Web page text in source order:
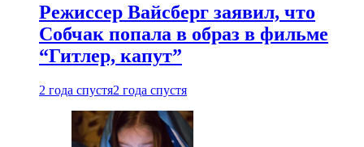
Режиссер Вайсберг заявил, что
Собчак попала в образ в фильме
“Гитлер, капут”
2 года спустя2 года спустя